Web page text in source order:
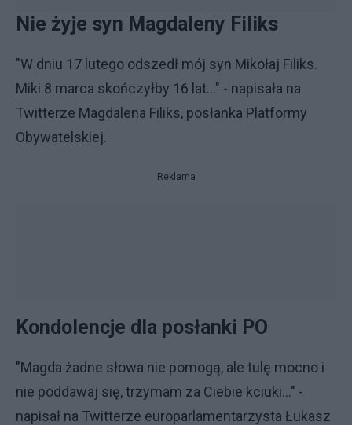
Nie żyje syn Magdaleny Filiks
"W dniu 17 lutego odszedł mój syn Mikołaj Filiks.
Miki 8 marca skończyłby 16 lat..." - napisała na
Twitterze Magdalena Filiks, posłanka Platformy
Obywatelskiej.
Reklama
Kondolencje dla posłanki PO
"Magda żadne słowa nie pomogą, ale tulę mocno i
nie poddawaj się, trzymam za Ciebie kciuki..." -
napisał na Twitterze europarlamentarzysta Łukasz